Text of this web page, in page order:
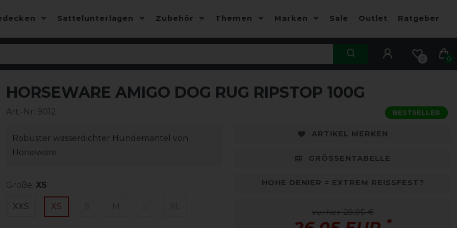
Sattelunterlagen Zubehör Themen Marken Sale Outlet Ratgeber
0 0
HORSEWARE AMIGO DOG RUG RIPSTOP 100G
Art.-Nr: 9012 BESTSELLER
Robuster wasserdichter Hundemantel von
Horseware
Größe: XS
XXS XS
ARTIKEL MERKEN
GRÖSSENTABELLE
HOHE DENIER = EXTREM REISSFEST?
vorher 28,95 €
*